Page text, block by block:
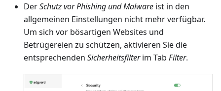
DerSchutz vor Phishing und Malware ist in den
allgemeinen Einstellungen nicht mehr verfügbar.
Um sich vor bösartigen Websites und
Betrügereien zu schützen, aktivieren Sie die
entsprechenden Sicherheitsfilterim Tab Filter.